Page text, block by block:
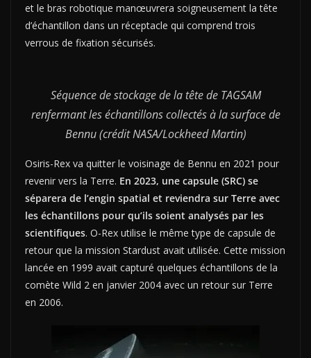
et le bras robotique manœuvrera soigneusement la tête
d’échantillon dans un réceptacle qui comprend trois
verrous de fixation sécurisés.
Séquence de stockage de la tête de TAGSAM
renfermant les échantillons collectés à la surface de
Bennu (crédit NASA/Lockheed Martin)
Osiris-Rex va quitter le voisinage de Bennu en 2021 pour
revenir vers la Terre. En 2023, une capsule (SRC) se
séparera de l’engin spatial et reviendra sur Terre avec
les échantillons pour qu’ils soient analysés par les
scientifiques. O-Rex utilise le même type de capsule de
retour que la mission Stardust avait utilisée. Cette mission
lancée en 1999 avait capturé quelques échantillons de la
comète Wild 2 en janvier 2004 avec un retour sur Terre
en 2006.